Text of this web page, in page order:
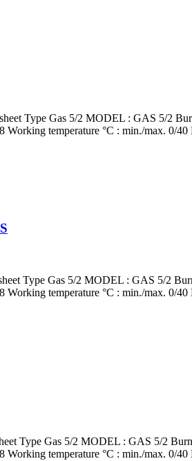
Type Gas 5/2 MODEL : GAS 5/2
temperature °C : min./max. 0/
Type Gas 5/2 MODEL : GAS 5/2
temperature °C : min./max. 0/
Gas 5/2 MODEL : GAS 5/2
temperature °C : min./max. 0/